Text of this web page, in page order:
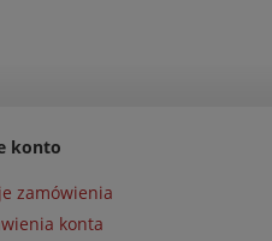
konto
zamówienia
konta